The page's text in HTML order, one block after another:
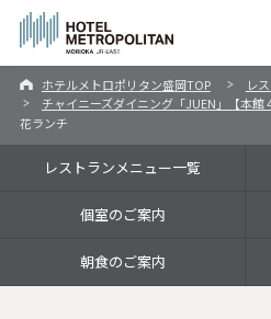
ホテルメトロポリタン盛岡TOP レ
チャイニーズダイニング「JUEN」【本館 4
花ランチ
レストランメニュー一覧
個室のご案内
朝食のご案内